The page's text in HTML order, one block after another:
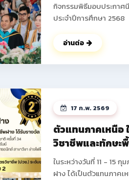
กิจกรรมพิธีมอบประกาศ
ประจำปีการศึกษา 2568 ในวันที่ 13 มีนาคม 2569
ประกาศนียบัตร แก่ผู้สำ
2568 ซึ่งมีนักเรียน นักศึก
จำนวนทั้งสิ้น 673 คน โ
คณะผู้บริหารยังได้ร่วม
ผู้ปกครองเป็นที่ระลึก ดูรูปกิจกรรมเพิ่ม
เติม >> https://
usp=drive_link ดูรูปกิจกรรมเพิ่มเติม
>> https://
อ่านต่อ
17 ก.พ. 2569
ตัวแทนภาคเหนือ
วิชาชีพและทักษะ
34 ประจำปีการศึ
ในระหว่างวันที่ 11 - 15
ฝาง ได้เป็นตัวแทนภาคเ